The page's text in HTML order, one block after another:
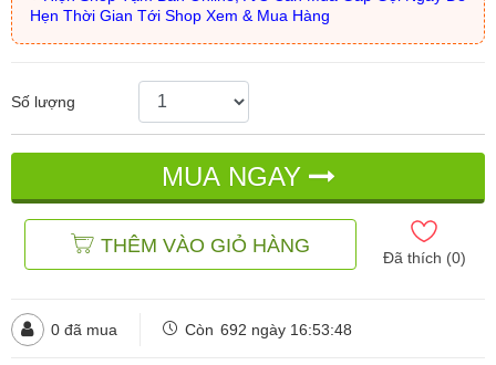
Hẹn Thời Gian Tới Shop Xem & Mua Hàng
Số lượng
MUA NGAY
THÊM VÀO GIỎ HÀNG
Đã thích (0)
0 đã mua Còn 692 ngày 16:53:46